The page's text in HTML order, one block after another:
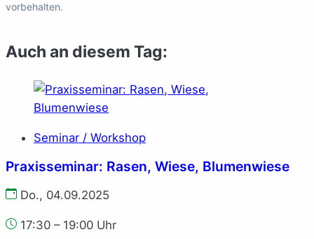
vorbehalten.
Auch an diesem Tag:
Seminar / Workshop
Praxisseminar: Rasen, Wiese, Blumenwiese
Do., 04.09.2025
17:30 – 19:00 Uhr